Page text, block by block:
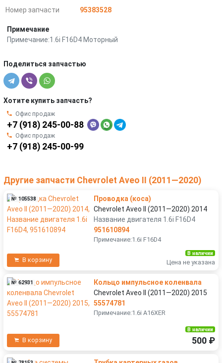
Номер запчасти
95383528
Примечание
Примечание:1.6i F16D4 Моторный
Поделиться запчастью
Хотите купить запчасть?
Офис продаж
+7 (918) 245-00-88
Офис продаж
+7 (918) 245-00-99
Другие запчасти Chevrolet Aveo II (2011—2020)
№ 105538
Проводка (коса)
Chevrolet Aveo II (2011—2020) 2014
Название двигателя 1.6i F16D4
951610894
Примечание:1.6i F16D4
В корзину
В наличии
Цена не указана
№ 62931
Кольцо импульсное коленвала
Chevrolet Aveo II (2011—2020) 2015
55574781
Примечание:1.6i A16XER
В корзину
В наличии
500 ₽